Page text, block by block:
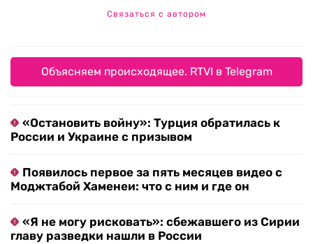
Связаться с автором
Объясняем происходящее. RTVI в Telegram
«Остановить войну»: Турция обратилась к
России и Украине с призывом
Появилось первое за пять месяцев видео с
Моджтабой Хаменеи: что с ним и где он
«Я не могу рисковать»: сбежавшего из Сирии
главу разведки нашли в России